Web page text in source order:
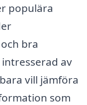
populära
bra
av
vill jämföra
som